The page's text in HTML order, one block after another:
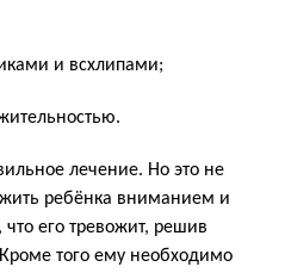
и всхлипами;
лечение. Но это не
ребёнка вниманием и
что его тревожит, решив
того ему необходимо